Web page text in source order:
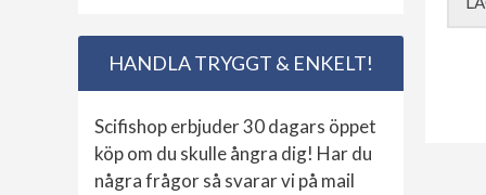
HANDLA TRYGGT & ENKELT!
Scifishop erbjuder 30 dagars öppet
köp om du skulle ångra dig! Har du
några frågor så svarar vi på mail